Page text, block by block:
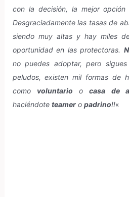
con la decisión, la mejor opción
Desgraciadamente las tasas de
siendo muy altas y hay miles
oportunidad en las protectoras.
no puedes adoptar, pero
peludos, existen mil formas de
como voluntario ocasa de
haciéndote teamero padrino!!«